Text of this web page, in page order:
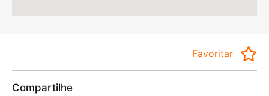
Favoritar
Compartilhe